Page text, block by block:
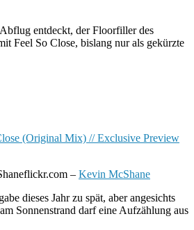
entdeckt, der Floorfiller des
Feel So Close, bislang nur als gekürzte
(Original Mix) // Exclusive Preview
flickr.com – Kevin McShane
dieses Jahr zu spät, aber angesichts
Sonnenstrand darf eine Aufzählung aus